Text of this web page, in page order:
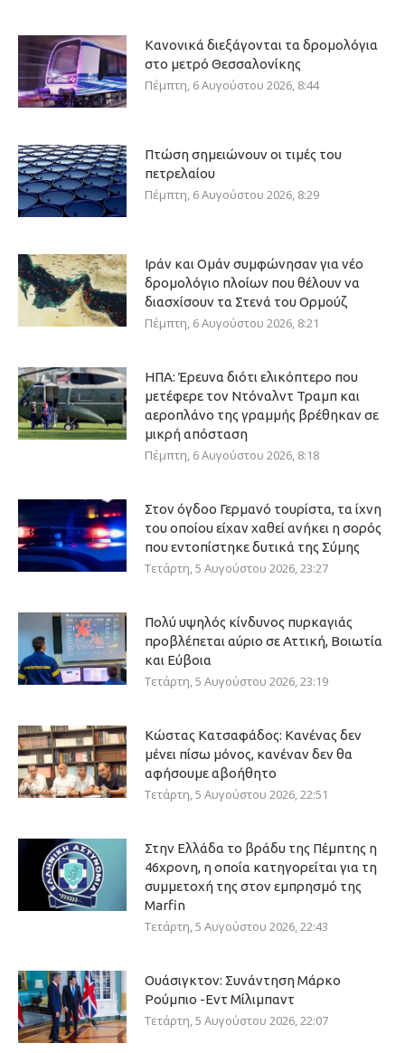
Κανονικά διεξάγονται τα δρομολόγια
στο μετρό Θεσσαλονίκης
Πέμπτη, 6 Αυγούστου 2026, 8:44
Πτώση σημειώνουν οι τιμές του
πετρελαίου
Πέμπτη, 6 Αυγούστου 2026, 8:29
Ιράν και Ομάν συμφώνησαν για νέο
δρομολόγιο πλοίων που θέλουν να
διασχίσουν τα Στενά του Ορμούζ
Πέμπτη, 6 Αυγούστου 2026, 8:21
ΗΠΑ: Έρευνα διότι ελικόπτερο που
μετέφερε τον Ντόναλντ Τραμπ και
αεροπλάνο της γραμμής βρέθηκαν σε
μικρή απόσταση
Πέμπτη, 6 Αυγούστου 2026, 8:18
Στον όγδοο Γερμανό τουρίστα, τα ίχνη
του οποίου είχαν χαθεί ανήκει η σορός
που εντοπίστηκε δυτικά της Σύμης
Τετάρτη, 5 Αυγούστου 2026, 23:27
Πολύ υψηλός κίνδυνος πυρκαγιάς
προβλέπεται αύριο σε Αττική, Βοιωτία
και Εύβοια
Τετάρτη, 5 Αυγούστου 2026, 23:19
Κώστας Κατσαφάδος: Κανένας δεν
μένει πίσω μόνος, κανέναν δεν θα
αφήσουμε αβοήθητο
Τετάρτη, 5 Αυγούστου 2026, 22:51
Στην Ελλάδα το βράδυ της Πέμπτης η
46χρονη, η οποία κατηγορείται για τη
συμμετοχή της στον εμπρησμό της
Marfin
Τετάρτη, 5 Αυγούστου 2026, 22:43
Ουάσιγκτον: Συνάντηση Μάρκο
Ρούμπιο -Εντ Μίλιμπαντ
Τετάρτη, 5 Αυγούστου 2026, 22:07